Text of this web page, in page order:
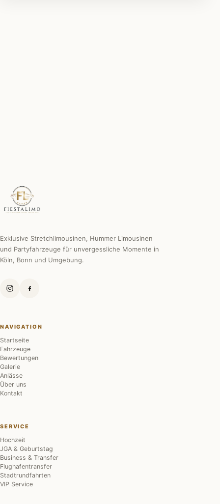
Exklusive Stretchlimousinen, Hummer Limousinen
und Partyfahrzeuge für unvergessliche Momente in
Köln, Bonn und Umgebung.
NAVIGATION
Startseite
Fahrzeuge
Bewertungen
Galerie
Anlässe
Über uns
Kontakt
SERVICE
Hochzeit
JGA & Geburtstag
Business & Transfer
Flughafentransfer
Stadtrundfahrten
VIP Service